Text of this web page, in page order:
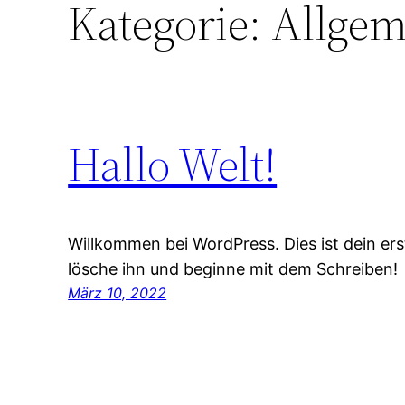
Kategorie:
Hallo Welt!
Willkommen bei WordPress. Dies ist dein
lösche ihn und beginne mit dem Schreiben!
März 10, 2022